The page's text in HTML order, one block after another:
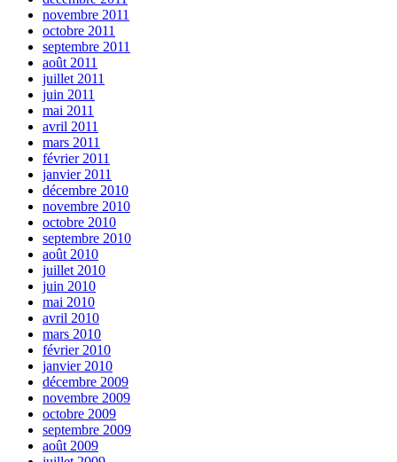
novembre 2011
octobre 2011
septembre 2011
août 2011
juillet 2011
juin 2011
mai 2011
avril 2011
mars 2011
février 2011
janvier 2011
décembre 2010
novembre 2010
octobre 2010
septembre 2010
août 2010
juillet 2010
juin 2010
mai 2010
avril 2010
mars 2010
février 2010
janvier 2010
décembre 2009
novembre 2009
octobre 2009
septembre 2009
août 2009